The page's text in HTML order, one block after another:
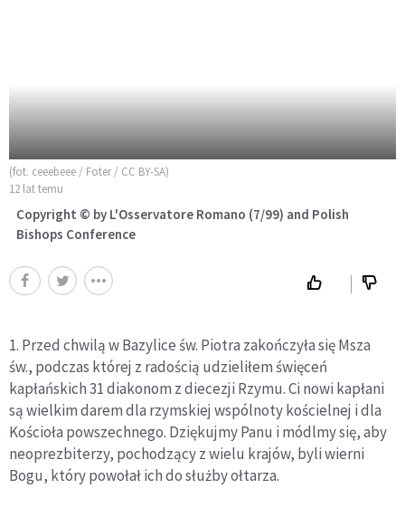
(fot. ceeebeee / Foter / CC BY-SA)
12 lat temu
Copyright © by L'Osservatore Romano (7/99) and Polish
Bishops Conference
1. Przed chwilą w Bazylice św. Piotra zakończyła się Msza
św., podczas której z radością udzieliłem święceń
kapłańskich 31 diakonom z diecezji Rzymu. Ci nowi kapłani
są wielkim darem dla rzymskiej wspólnoty kościelnej i dla
Kościoła powszechnego. Dziękujmy Panu i módlmy się, aby
neoprezbiterzy, pochodzący z wielu krajów, byli wierni
Bogu, który powołał ich do służby ołtarza.